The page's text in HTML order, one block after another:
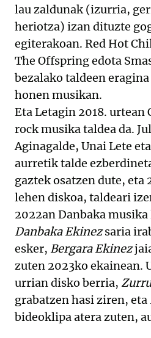
lau zaldunak (izurria,
heriotza) izan dituzte
egiterakoan. Red Hot
The Offspring edota
bezalako taldeen
honen musikan.
Eta Letagin 2018. urtean
rock musika taldea da.
Aginagalde, Unai Lete
aurretik talde
gaztek osatzen dute, eta
lehen diskoa, taldeari
2022an Danbaka
Danbaka Ekinezsaria
esker, Bergara Ekinez
zuten 2023ko ekainean.
urrian disko berria,
grabatzen hasi ziren, eta
bideoklipa atera zuten,